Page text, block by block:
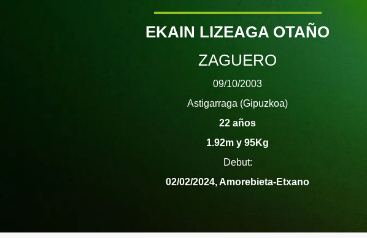
EKAIN LIZEAGA OTAÑO
ZAGUERO
09/10/2003
Astigarraga (Gipuzkoa)
22 años
1.92m y 95Kg
Debut:
02/02/2024, Amorebieta-Etxano